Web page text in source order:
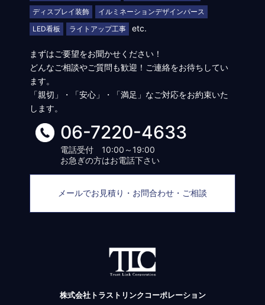
ディスプレイ装飾
イルミネーションデザインパース
LED看板
ライトアップ工事 etc.
まずはご要望をお聞かせください！
どんなご相談やご質問も歓迎！ご連絡をお待ちしてい
ます。
「親切」・「安心」・「満足」なご対応をお約束いた
します。
06-7220-4633
電話受付 10:00～19:00
お急ぎの方はお電話下さい
メールでお見積り・お問合わせ・ご相談
株式会社トラストリンクコーポレーション